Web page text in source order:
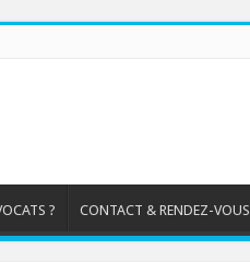
? CONTACT & RENDEZ-VOUS